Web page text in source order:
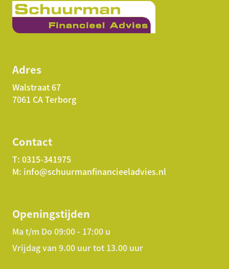
Adres
Walstraat 67
7061 CA Terborg
Contact
T: 0315-341975
M: info@schuurmanfinancieeladvies.nl
Openingstijden
Ma t/m Do 09:00 - 17:00 u
Vrijdag van 9.00 uur tot 13.00 uur